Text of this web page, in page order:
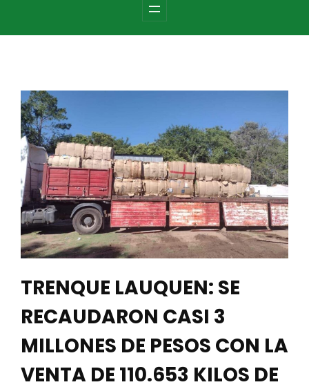
TRENQUE LAUQUEN: SE
RECAUDARON CASI 3
MILLONES DE PESOS CON LA
VENTA DE 110.653 KILOS DE